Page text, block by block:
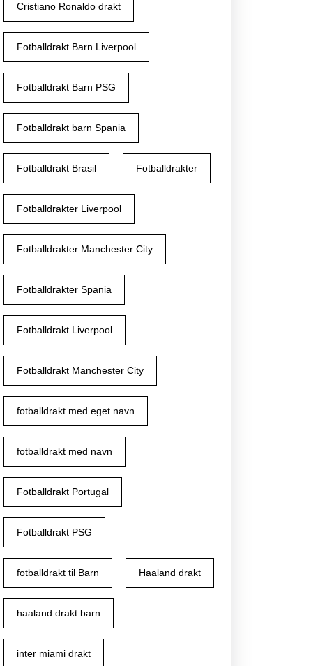
Cristiano Ronaldo drakt
Fotballdrakt Barn Liverpool
Fotballdrakt Barn PSG
Fotballdrakt barn Spania
Fotballdrakt Brasil Fotballdrakter
Fotballdrakter Liverpool
Fotballdrakter Manchester City
Fotballdrakter Spania
Fotballdrakt Liverpool
Fotballdrakt Manchester City
fotballdrakt med eget navn
fotballdrakt med navn
Fotballdrakt Portugal
Fotballdrakt PSG
fotballdrakt til Barn Haaland drakt
haaland drakt barn
inter miami drakt